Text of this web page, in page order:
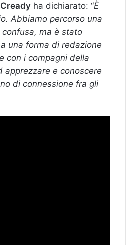
ha dichiarato: “È
Abbiamo percorso una
ma è stato
una forma di redazione
con i compagni della
apprezzare e conoscere
di connessione fra gli